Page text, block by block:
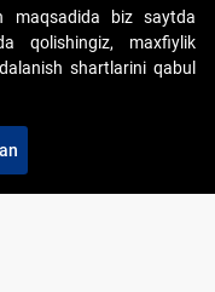
maqsadida biz saytda
qolishingiz, maxfiylik
shartlarini qabul